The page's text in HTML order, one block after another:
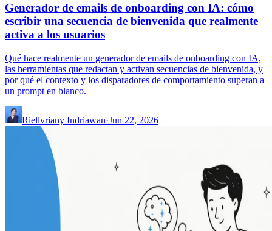
Generador de emails de onboarding con IA: cómo
escribir una secuencia de bienvenida que realmente
activa a los usuarios
Qué hace realmente un generador de emails de onboarding con IA,
las herramientas que redactan y activan secuencias de bienvenida, y
por qué el contexto y los disparadores de comportamiento superan a
un prompt en blanco.
Riellvriany Indriawan·Jun 22, 2026